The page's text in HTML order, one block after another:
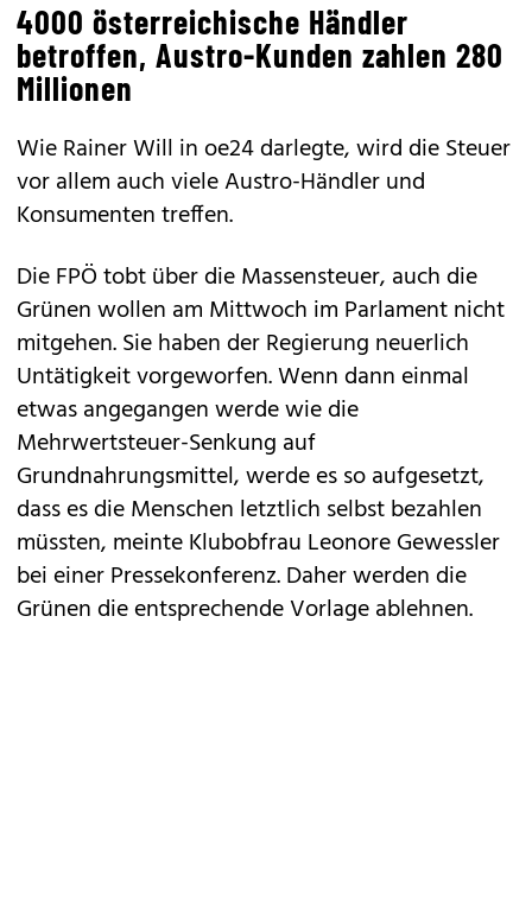
4000 österreichische Händler
betroffen, Austro-Kunden zahlen 280
Millionen
Wie Rainer Will in oe24 darlegte,wird die Steuer
vor allem auch viele Austro-Händler und
Konsumenten treffen.
Die FPÖ tobt über die Massensteuer, auch die
Grünen wollen am Mittwoch im Parlament nicht
mitgehen. Sie haben der Regierung neuerlich
Untätigkeit vorgeworfen. Wenn dann einmal
etwas angegangen werde wie die
Mehrwertsteuer-Senkung auf
Grundnahrungsmittel, werde es so aufgesetzt,
dass es die Menschen letztlich selbst bezahlen
müssten, meinte Klubobfrau Leonore Gewessler
bei einer Pressekonferenz. Daher werden die
Grünen die entsprechende Vorlage ablehnen.